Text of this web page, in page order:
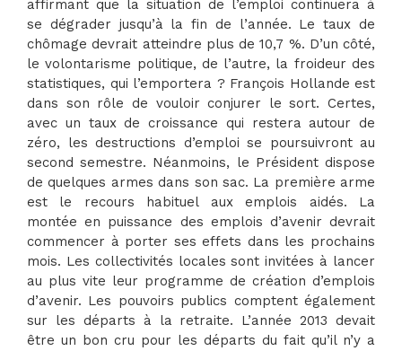
affirmant que la situation de l’emploi continuera à
se dégrader jusqu’à la fin de l’année. Le taux de
chômage devrait atteindre plus de 10,7 %. D’un côté,
le volontarisme politique, de l’autre, la froideur des
statistiques, qui l’emportera ? François Hollande est
dans son rôle de vouloir conjurer le sort. Certes,
avec un taux de croissance qui restera autour de
zéro, les destructions d’emploi se poursuivront au
second semestre. Néanmoins, le Président dispose
de quelques armes dans son sac. La première arme
est le recours habituel aux emplois aidés. La
montée en puissance des emplois d’avenir devrait
commencer à porter ses effets dans les prochains
mois. Les collectivités locales sont invitées à lancer
au plus vite leur programme de création d’emplois
d’avenir. Les pouvoirs publics comptent également
sur les départs à la retraite. L’année 2013 devait
être un bon cru pour les départs du fait qu’il n’y a